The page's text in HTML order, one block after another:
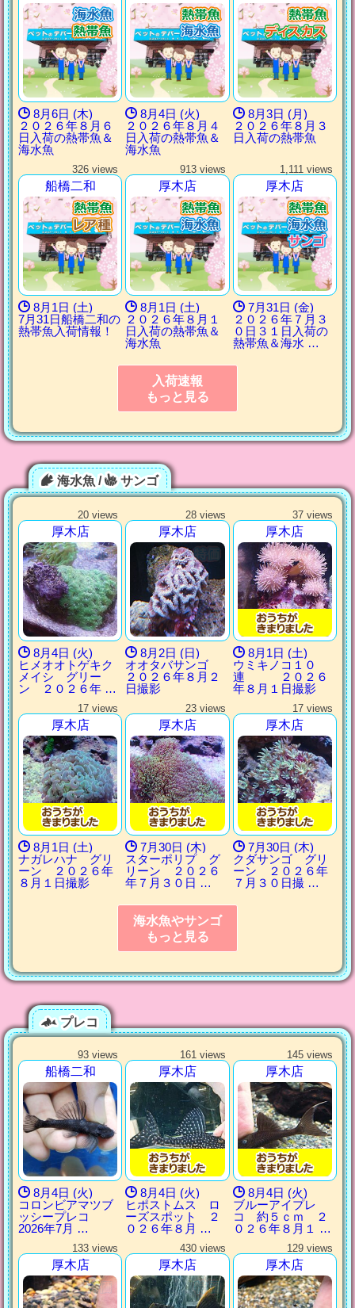
8月6日 (木)
２０２６年８月６
日入荷の熱帯魚＆
海水魚
8月4日 (火)
２０２６年８月４
日入荷の熱帯魚＆
海水魚
8月3日 (月)
２０２６年８月３
日入荷の熱帯魚
326 views
船橋二和
8月1日 (土)
7月31日船橋二和の
熱帯魚入荷情報！
913 views
厚木店
8月1日 (土)
２０２６年８月１
日入荷の熱帯魚＆
海水魚
1,111 views
厚木店
7月31日 (金)
２０２６年７月３
０日３１日入荷の
熱帯魚＆海水 …
入荷速報
もっと見る
海水魚 / サンゴ
20 views
厚木店
8月4日 (火)
ヒメオオトゲキク
メイシ グリー
ン ２０２６年 …
28 views
厚木店
8月2日 (日)
オオタバサンゴ
２０２６年８月２
日撮影
37 views
厚木店
8月1日 (土)
ウミキノコ１０
連 ２０２６
年８月１日撮影
17 views
厚木店
8月1日 (土)
ナガレハナ グリ
ーン ２０２６年
８月１日撮影
23 views
厚木店
7月30日 (木)
スターポリプ グ
リーン ２０２６
年７月３０日 …
17 views
厚木店
7月30日 (木)
クダサンゴ グリ
ーン ２０２６年
７月３０日撮 …
海水魚やサンゴ
もっと見る
プレコ
93 views
船橋二和
8月4日 (火)
コロンビアマツブ
ッシープレコ
2026年7月 …
161 views
厚木店
8月4日 (火)
ヒポストムス ロ
ーズスポット ２
０２６年８月 …
145 views
厚木店
8月4日 (火)
ブルーアイプレ
コ 約５ｃｍ ２
０２６年８月１ …
133 views
厚木店
430 views
厚木店
129 views
厚木店